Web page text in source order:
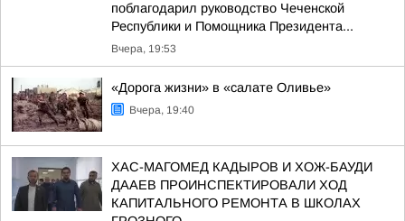
поблагодарил руководство Чеченской
Республики и Помощника Президента...
Вчера, 19:53
«Дорога жизни» в «салате Оливье»
Вчера, 19:40
ХАС-МАГОМЕД КАДЫРОВ И ХОЖ-БАУДИ
ДААЕВ ПРОИНСПЕКТИРОВАЛИ ХОД
КАПИТАЛЬНОГО РЕМОНТА В ШКОЛАХ